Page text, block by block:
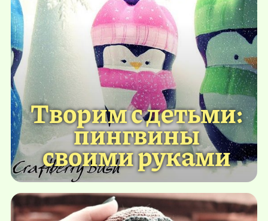
Творим с детьми:
пингвины
своими руками